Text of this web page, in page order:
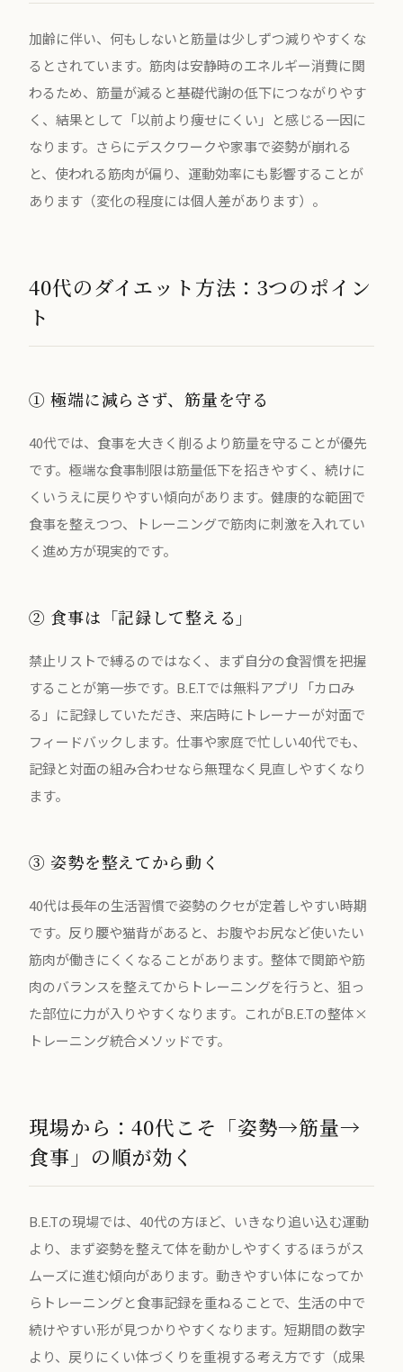
加齢に伴い、何もしないと筋量は少しずつ減りやすくな
るとされています。筋肉は安静時のエネルギー消費に関
わるため、筋量が減ると基礎代謝の低下につながりやす
く、結果として「以前より痩せにくい」と感じる一因に
なります。さらにデスクワークや家事で姿勢が崩れる
と、使われる筋肉が偏り、運動効率にも影響することが
あります（変化の程度には個人差があります）。
40代のダイエット方法：3つのポイン
ト
① 極端に減らさず、筋量を守る
40代では、食事を大きく削るより筋量を守ることが優先
です。極端な食事制限は筋量低下を招きやすく、続けに
くいうえに戻りやすい傾向があります。健康的な範囲で
食事を整えつつ、トレーニングで筋肉に刺激を入れてい
く進め方が現実的です。
② 食事は「記録して整える」
禁止リストで縛るのではなく、まず自分の食習慣を把握
することが第一歩です。B.E.Tでは無料アプリ「カロみ
る」に記録していただき、来店時にトレーナーが対面で
フィードバックします。仕事や家庭で忙しい40代でも、
記録と対面の組み合わせなら無理なく見直しやすくなり
ます。
③ 姿勢を整えてから動く
40代は長年の生活習慣で姿勢のクセが定着しやすい時期
です。反り腰や猫背があると、お腹やお尻など使いたい
筋肉が働きにくくなることがあります。整体で関節や筋
肉のバランスを整えてからトレーニングを行うと、狙っ
た部位に力が入りやすくなります。これがB.E.Tの整体×
トレーニング統合メソッドです。
現場から：40代こそ「姿勢→筋量→
食事」の順が効く
B.E.Tの現場では、40代の方ほど、いきなり追い込む運動
より、まず姿勢を整えて体を動かしやすくするほうがス
ムーズに進む傾向があります。動きやすい体になってか
らトレーニングと食事記録を重ねることで、生活の中で
続けやすい形が見つかりやすくなります。短期間の数字
より、戻りにくい体づくりを重視する考え方です（成果